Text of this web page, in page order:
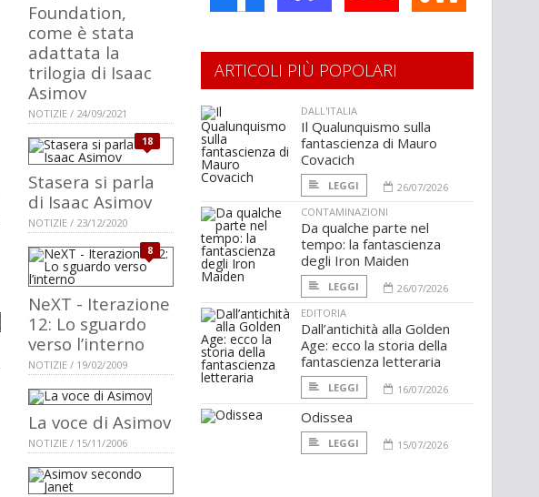
Foundation,
come è stata
adattata la
trilogia di Isaac
Asimov
NOTIZIE / 24/09/2021
18
Stasera si parla
di Isaac Asimov
NOTIZIE / 23/12/2020
8
NeXT - Iterazione
12: Lo sguardo
verso l’interno
NOTIZIE / 19/02/2009
La voce di Asimov
NOTIZIE / 15/11/2006
ARTICOLI PIÙ POPOLARI
DALL'ITALIA
Il Qualunquismo sulla
fantascienza di Mauro
Covacich
LEGGI
26/07/2026
CONTAMINAZIONI
Da qualche parte nel
tempo: la fantascienza
degli Iron Maiden
LEGGI
26/07/2026
EDITORIA
Dall’antichità alla Golden
Age: ecco la storia della
fantascienza letteraria
LEGGI 16/07/2026
Odissea
LEGGI 15/07/2026